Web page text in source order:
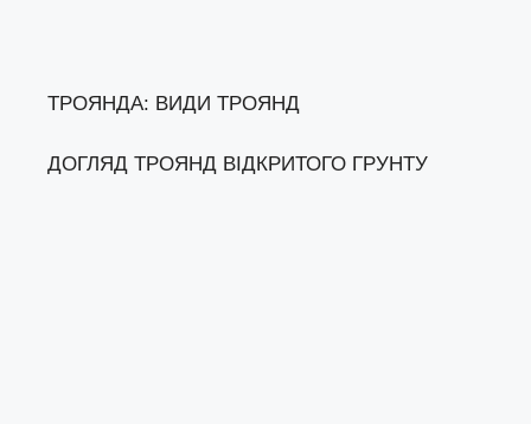
ТРОЯНДА: ВИДИ ТРОЯНД
ДОГЛЯД ТРОЯНД ВІДКРИТОГО ГРУНТУ